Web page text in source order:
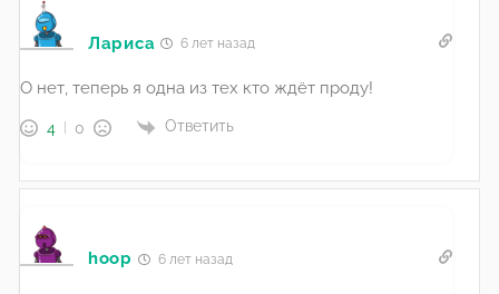
Лариса 6 лет назад
О нет, теперь я одна из тех кто ждёт проду!
4 0 Ответить
hoop 6 лет назад